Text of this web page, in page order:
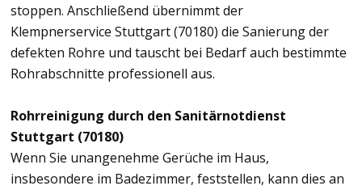
stoppen. Anschließend übernimmt der
Klempnerservice Stuttgart (70180) die Sanierung der
defekten Rohre und tauscht bei Bedarf auch bestimmte
Rohrabschnitte professionell aus.
Rohrreinigung durch den Sanitärnotdienst
Stuttgart (70180)
Wenn Sie unangenehme Gerüche im Haus,
insbesondere im Badezimmer, feststellen, kann dies an